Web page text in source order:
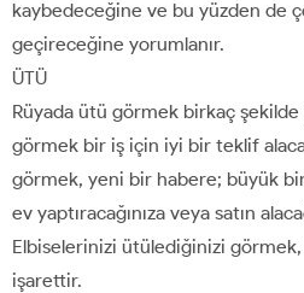
kaybedeceğine ve bu yüzden de
geçireceğine yorumlanır.
ÜTÜ
Rüyada ütü görmek birkaç şekilde
görmek bir iş için iyi bir teklif
görmek, yeni bir habere; büyük
ev yaptıracağınıza veya satın
Elbiselerinizi ütülediğinizi
işarettir.